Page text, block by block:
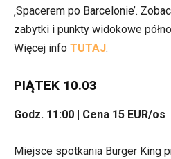
‚Spacerem po Barcelonie’.
zabytki i punkty widokowe
Więcej info TUTAJ.
PIĄTEK 10.03
Godz. 11:00 | Cena 15 EUR/os
Miejsce spotkania Burger King